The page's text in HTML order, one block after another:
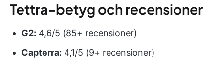
Tettra-betyg och recensioner
G2: 4,6/5 (85+ recensioner)
Capterra: 4,1/5 (9+ recensioner)